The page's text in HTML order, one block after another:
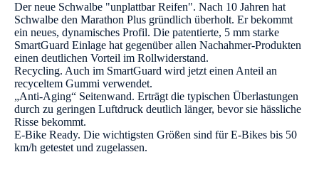
Der neue Schwalbe "unplattbar Reifen". Nach 10 Jahren hat
Schwalbe den Marathon Plus gründlich überholt. Er bekommt
ein neues, dynamisches Profil. Die patentierte, 5 mm starke
SmartGuard Einlage hat gegenüber allen Nachahmer-Produkten
einen deutlichen Vorteil im Rollwiderstand.
Recycling. Auch im SmartGuard wird jetzt einen Anteil an
recyceltem Gummi verwendet.
„Anti-Aging“ Seitenwand. Erträgt die typischen Überlastungen
durch zu geringen Luftdruck deutlich länger, bevor sie hässliche
Risse bekommt.
E-Bike Ready. Die wichtigsten Größen sind für E-Bikes bis 50
km/h getestet und zugelassen.